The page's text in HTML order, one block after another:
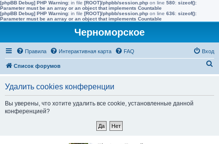
[phpBB Debug] PHP Warning: in file [ROOT]/phpbb/session.php on line 580: sizeof():
Parameter must be an array or an object that implements Countable
[phpBB Debug] PHP Warning: in file [ROOT]/phpbb/session.php on line 636: sizeof():
Parameter must be an array or an object that implements Countable
Черноморское
Правила Интерактивная карта FAQ Вход
Список форумов
Удалить cookies конференции
Вы уверены, что хотите удалить все cookie, установленные данной
конференцией?